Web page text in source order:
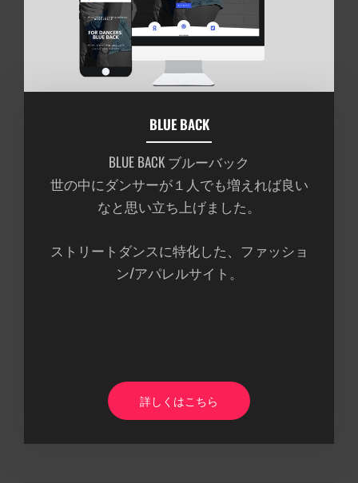
BLUE BACK
BLUE BACK ブルーバック
世の中にダンサーが１人でも増えれば良い
なと思い立ち上げました。
ストリートダンスに特化した、ファッショ
ン/アパレルサイト。
詳しくはこちら